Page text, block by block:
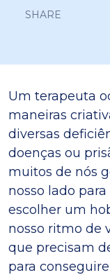
SHARE
Um terapeuta
maneiras
diversas
doenças ou
muitos de nós
nosso lado
escolher um
nosso ritmo de
que precisam
para